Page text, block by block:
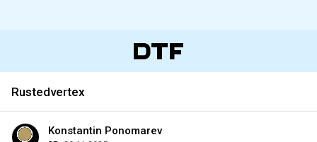
Rustedvertex
Konstantin Ponomarev